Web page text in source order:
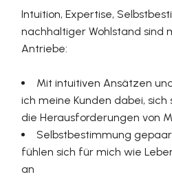
Intuition, Expertise,
nachhaltiger Wohlstand sind
Antriebe:
Mit intuitiven Ansätzen
ich meine Kunden dabei,
die Herausforderungen von
Selbstbestimmung
fühlen sich für mich wie
an